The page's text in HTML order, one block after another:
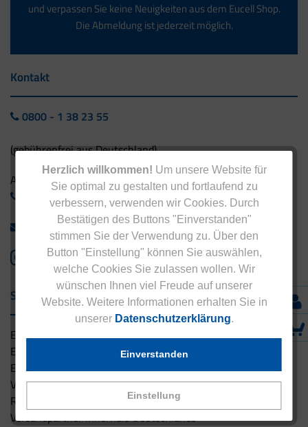
Herzlich willkommen! Um unsere Website für
Sie optimal zu gestalten und fortlaufend zu
verbessern, verwenden wir Cookies. Durch
Bestätigen des Buttons "Einverstanden"
stimmen Sie der Verwendung zu. Über den
Button "Einstellung" können Sie auswählen,
welche Cookies Sie zulassen wollen. Wir
wünschen Ihnen viel Freude auf unserer
Website. Weitere Informationen erhalten Sie in
unserer Datenschutzerklärung.
Einstellung
Einverstanden
und verpassen Sie keine Neuigkeiten aus dem Eucell Shop.
Die Abmeldung ist jederzeit möglich.
Kontakt
0800 - 1 38 23 55
(gebührenfrei aus Deutschland)
Ausland:
+49 - 5042 940 660
info@eucell.de
Service & Versand
Eucell Gesundheitsservice
Eucell Ernährungscoach
Eucell Fitness Coach
Versandbedingungen
Rücksendung
Versandpartner innerhalb Deutschlands